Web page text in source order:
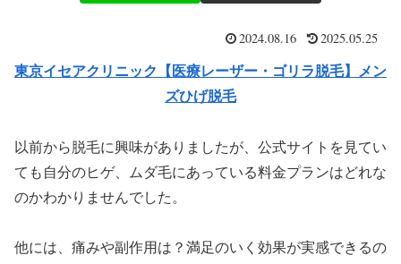
2024.08.16 2025.05.25
東京イセアクリニック【医療レーザー・ゴリラ脱毛】メン
ズひげ脱毛
以前から脱毛に興味がありましたが、公式サイトを見てい
ても自分のヒゲ、ムダ毛にあっている料金プランはどれな
のかわかりませんでした。
他には、痛みや副作用は？満足のいく効果が実感できるの